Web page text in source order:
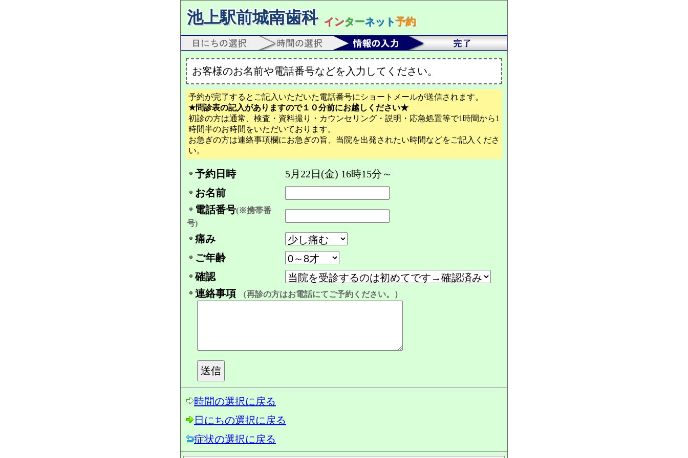
池上駅前城南歯科 インターネット予約
お客様のお名前や電話番号などを入力してください。
予約が完了するとご記入いただいた電話番号にショートメールが送信されます。
★問診表の記入がありますので１０分前にお越しください★
初診の方は通常、検査・資料撮り・カウンセリング・説明・応急処置等で1時間から1
時間半のお時間をいただいております。
お急ぎの方は連絡事項欄にお急ぎの旨、当院を出発されたい時間などをご記入くださ
い。
予約日時
5月22日(金) 16時15分～
お名前
電話番号(※携帯番
号)
痛み
ご年齢
確認
連絡事項
（再診の方はお電話にてご予約ください。）
時間の選択に戻る
日にちの選択に戻る
症状の選択に戻る